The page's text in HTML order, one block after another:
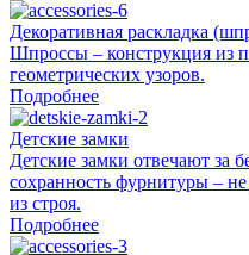
Декоративная раскладка
Шпроссы – конструкция из
геометрических узоров.
Подробнее
Детские замки
Детские замки отвечают за
сохранность фурнитуры –
из строя.
Подробнее